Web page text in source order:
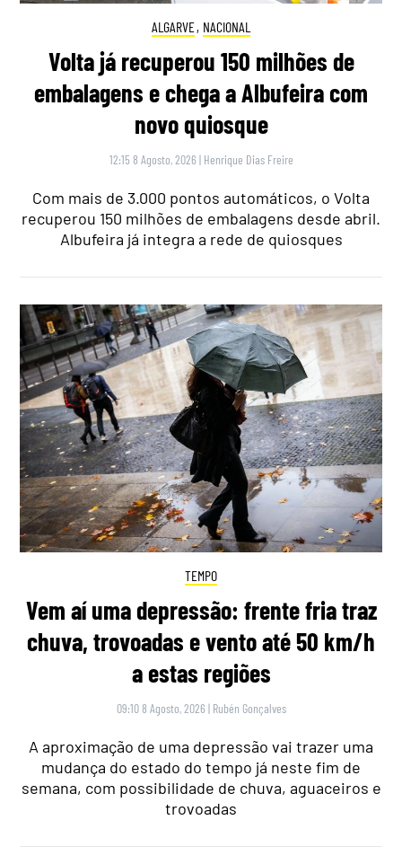
ALGARVE, NACIONAL
Volta já recuperou 150 milhões de
embalagens e chega a Albufeira com
novo quiosque
12:15 8 Agosto, 2026 | Henrique Dias Freire
Com mais de 3.000 pontos automáticos, o Volta
recuperou 150 milhões de embalagens desde abril.
Albufeira já integra a rede de quiosques
TEMPO
Vem aí uma depressão: frente fria traz
chuva, trovoadas e vento até 50 km/h
a estas regiões
09:10 8 Agosto, 2026 | Rubén Gonçalves
A aproximação de uma depressão vai trazer uma
mudança do estado do tempo já neste fim de
semana, com possibilidade de chuva, aguaceiros e
trovoadas